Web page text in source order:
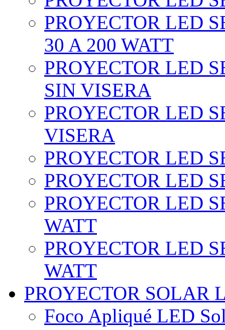
PROYECTOR LED
30 A 200 WATT
PROYECTOR LED
SIN VISERA
PROYECTOR LED
VISERA
PROYECTOR LED
PROYECTOR LED
PROYECTOR LED
WATT
PROYECTOR LED
WATT
PROYECTOR SOLAR
Foco Apliqué LED